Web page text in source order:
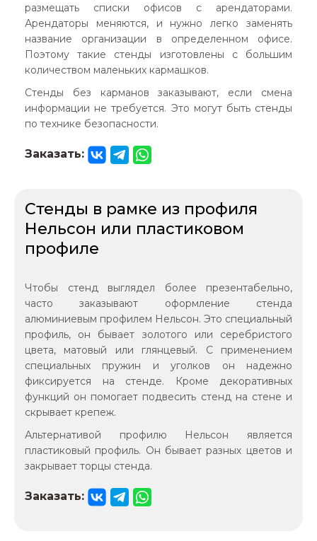
размещать списки офисов с арендаторами.
Арендаторы меняются, и нужно легко заменять
название организации в определенном офисе.
Поэтому такие стенды изготовлены с большим
количеством маленьких кармашков.
Стенды без карманов заказывают, если смена
информации не требуется. Это могут быть стенды
по технике безопасности.
Заказать:
Стенды в рамке из профиля
Нельсон или пластиковом
профиле
Чтобы стенд выглядел более презентабельно,
часто заказывают оформление стенда
алюминиевым профилем Нельсон. Это специальный
профиль, он бывает золотого или серебристого
цвета, матовый или глянцевый. С применением
специальных пружин и уголков он надежно
фиксируется на стенде. Кроме декоративных
функций он помогает подвесить стенд на стене и
скрывает крепеж.
Альтернативой профилю Нельсон является
пластиковый профиль. Он бывает разных цветов и
закрывает торцы стенда.
Заказать: